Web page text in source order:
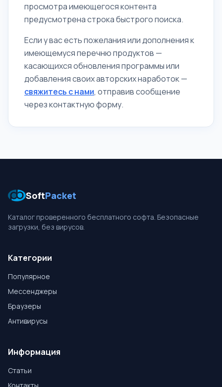
просмотра имеющегося контента
предусмотрена строка быстрого поиска.
Если у вас есть пожелания или дополнения к
имеющемуся перечню продуктов —
касающихся обновления программы или
добавления своих авторских наработок —
свяжитесь с нами, отправив сообщение
через контактную форму.
SoftPacket
Каталог проверенного бесплатного софта. Безопасные
загрузки, без вирусов.
Категории
Популярное
Мессенджеры
Браузеры
Антивирусы
Информация
Статьи
Контакты